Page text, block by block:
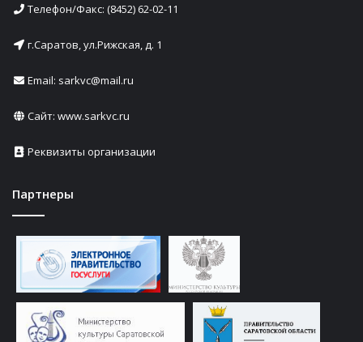
Телефон/Факс: (8452) 62-02-11
г.Саратов, ул.Рижская, д. 1
Email: sarkvc@mail.ru
Сайт: www.sarkvc.ru
Реквизиты организации
Партнеры